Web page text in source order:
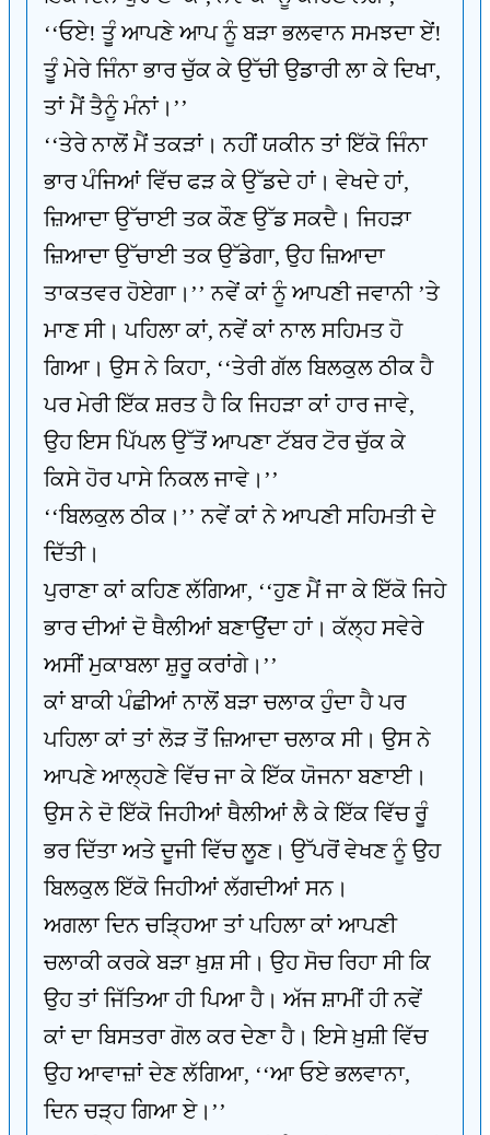
‘‘ਓਏ! ਤੂੰ ਆਪਣੇ ਆਪ ਨੂੰ ਬੜਾ ਭਲਵਾਨ ਸਮਝਦਾ ਏਂ!
ਤੂੰ ਮੇਰੇ ਜਿੰਨਾ ਭਾਰ ਚੁੱਕ ਕੇ ਉੱਚੀ ਉਡਾਰੀ ਲਾ ਕੇ ਦਿਖਾ,
ਤਾਂ ਮੈਂ ਤੈਨੂੰ ਮੰਨਾਂ।’’
‘‘ਤੇਰੇ ਨਾਲੋਂ ਮੈਂ ਤਕੜਾਂ। ਨਹੀਂ ਯਕੀਨ ਤਾਂ ਇੱਕੋ ਜਿੰਨਾ
ਭਾਰ ਪੰਜਿਆਂ ਵਿੱਚ ਫੜ ਕੇ ਉੱਡਦੇ ਹਾਂ। ਵੇਖਦੇ ਹਾਂ,
ਜ਼ਿਆਦਾ ਉੱਚਾਈ ਤਕ ਕੌਣ ਉੱਡ ਸਕਦੈ। ਜਿਹੜਾ
ਜ਼ਿਆਦਾ ਉੱਚਾਈ ਤਕ ਉੱਡੇਗਾ, ਉਹ ਜ਼ਿਆਦਾ
ਤਾਕਤਵਰ ਹੋਏਗਾ।’’ ਨਵੇਂ ਕਾਂ ਨੂੰ ਆਪਣੀ ਜਵਾਨੀ ’ਤੇ
ਮਾਣ ਸੀ। ਪਹਿਲਾ ਕਾਂ, ਨਵੇਂ ਕਾਂ ਨਾਲ ਸਹਿਮਤ ਹੋ
ਗਿਆ। ਉਸ ਨੇ ਕਿਹਾ, ‘‘ਤੇਰੀ ਗੱਲ ਬਿਲਕੁਲ ਠੀਕ ਹੈ
ਪਰ ਮੇਰੀ ਇੱਕ ਸ਼ਰਤ ਹੈ ਕਿ ਜਿਹੜਾ ਕਾਂ ਹਾਰ ਜਾਵੇ,
ਉਹ ਇਸ ਪਿੱਪਲ ਉੱਤੋਂ ਆਪਣਾ ਟੱਬਰ ਟੋਰ ਚੁੱਕ ਕੇ
ਕਿਸੇ ਹੋਰ ਪਾਸੇ ਨਿਕਲ ਜਾਵੇ।’’
‘‘ਬਿਲਕੁਲ ਠੀਕ।’’ ਨਵੇਂ ਕਾਂ ਨੇ ਆਪਣੀ ਸਹਿਮਤੀ ਦੇ
ਦਿੱਤੀ।
ਪੁਰਾਣਾ ਕਾਂ ਕਹਿਣ ਲੱਗਿਆ, ‘‘ਹੁਣ ਮੈਂ ਜਾ ਕੇ ਇੱਕੋ ਜਿਹੇ
ਭਾਰ ਦੀਆਂ ਦੋ ਥੈਲੀਆਂ ਬਣਾਉਂਦਾ ਹਾਂ। ਕੱਲ੍ਹ ਸਵੇਰੇ
ਅਸੀਂ ਮੁਕਾਬਲਾ ਸ਼ੁਰੂ ਕਰਾਂਗੇ।’’
ਕਾਂ ਬਾਕੀ ਪੰਛੀਆਂ ਨਾਲੋਂ ਬੜਾ ਚਲਾਕ ਹੁੰਦਾ ਹੈ ਪਰ
ਪਹਿਲਾ ਕਾਂ ਤਾਂ ਲੋੜ ਤੋਂ ਜ਼ਿਆਦਾ ਚਲਾਕ ਸੀ। ਉਸ ਨੇ
ਆਪਣੇ ਆਲ੍ਹਣੇ ਵਿੱਚ ਜਾ ਕੇ ਇੱਕ ਯੋਜਨਾ ਬਣਾਈ।
ਉਸ ਨੇ ਦੋ ਇੱਕੋ ਜਿਹੀਆਂ ਥੈਲੀਆਂ ਲੈ ਕੇ ਇੱਕ ਵਿੱਚ ਰੂੰ
ਭਰ ਦਿੱਤਾ ਅਤੇ ਦੂਜੀ ਵਿੱਚ ਲੂਣ। ਉੱਪਰੋਂ ਵੇਖਣ ਨੂੰ ਉਹ
ਬਿਲਕੁਲ ਇੱਕੋ ਜਿਹੀਆਂ ਲੱਗਦੀਆਂ ਸਨ।
ਅਗਲਾ ਦਿਨ ਚੜ੍ਹਿਆ ਤਾਂ ਪਹਿਲਾ ਕਾਂ ਆਪਣੀ
ਚਲਾਕੀ ਕਰਕੇ ਬੜਾ ਖ਼ੁਸ਼ ਸੀ। ਉਹ ਸੋਚ ਰਿਹਾ ਸੀ ਕਿ
ਉਹ ਤਾਂ ਜਿੱਤਿਆ ਹੀ ਪਿਆ ਹੈ। ਅੱਜ ਸ਼ਾਮੀਂ ਹੀ ਨਵੇਂ
ਕਾਂ ਦਾ ਬਿਸਤਰਾ ਗੋਲ ਕਰ ਦੇਣਾ ਹੈ। ਇਸੇ ਖ਼ੁਸ਼ੀ ਵਿੱਚ
ਉਹ ਆਵਾਜ਼ਾਂ ਦੇਣ ਲੱਗਿਆ, ‘‘ਆ ਓਏ ਭਲਵਾਨਾ,
ਦਿਨ ਚੜ੍ਹ ਗਿਆ ਏ।’’